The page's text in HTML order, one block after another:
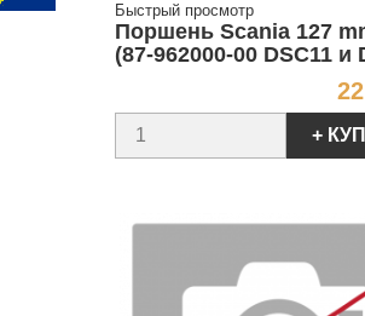
Быстрый просмотр
Поршень Scania 127
(87-962000-00 DSC11 и
+